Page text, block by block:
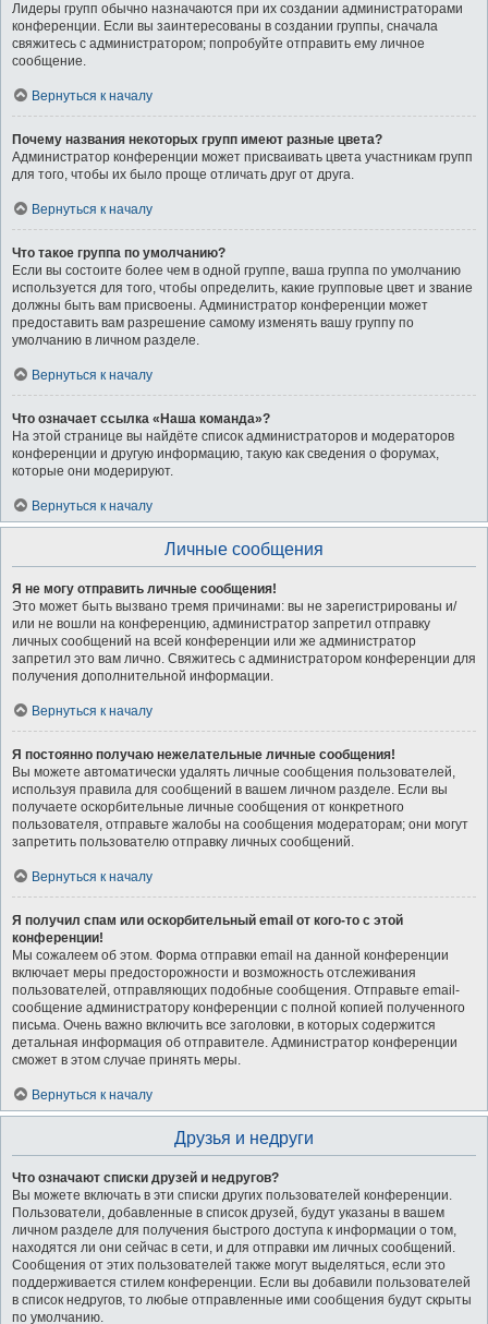
Лидеры групп обычно назначаются при их создании администраторами
конференции. Если вы заинтересованы в создании группы, сначала
свяжитесь с администратором; попробуйте отправить ему личное
сообщение.
Вернуться к началу
Почему названия некоторых групп имеют разные цвета?
Администратор конференции может присваивать цвета участникам групп
для того, чтобы их было проще отличать друг от друга.
Вернуться к началу
Что такое группа по умолчанию?
Если вы состоите более чем в одной группе, ваша группа по умолчанию
используется для того, чтобы определить, какие групповые цвет и звание
должны быть вам присвоены. Администратор конференции может
предоставить вам разрешение самому изменять вашу группу по
умолчанию в личном разделе.
Вернуться к началу
Что означает ссылка «Наша команда»?
На этой странице вы найдёте список администраторов и модераторов
конференции и другую информацию, такую как сведения о форумах,
которые они модерируют.
Вернуться к началу
Личные сообщения
Я не могу отправить личные сообщения!
Это может быть вызвано тремя причинами: вы не зарегистрированы и/
или не вошли на конференцию, администратор запретил отправку
личных сообщений на всей конференции или же администратор
запретил это вам лично. Свяжитесь с администратором конференции для
получения дополнительной информации.
Вернуться к началу
Я постоянно получаю нежелательные личные сообщения!
Вы можете автоматически удалять личные сообщения пользователей,
используя правила для сообщений в вашем личном разделе. Если вы
получаете оскорбительные личные сообщения от конкретного
пользователя, отправьте жалобы на сообщения модераторам; они могут
запретить пользователю отправку личных сообщений.
Вернуться к началу
Я получил спам или оскорбительный email от кого-то с этой
конференции!
Мы сожалеем об этом. Форма отправки email на данной конференции
включает меры предосторожности и возможность отслеживания
пользователей, отправляющих подобные сообщения. Отправьте email-
сообщение администратору конференции с полной копией полученного
письма. Очень важно включить все заголовки, в которых содержится
детальная информация об отправителе. Администратор конференции
сможет в этом случае принять меры.
Вернуться к началу
Друзья и недруги
Что означают списки друзей и недругов?
Вы можете включать в эти списки других пользователей конференции.
Пользователи, добавленные в список друзей, будут указаны в вашем
личном разделе для получения быстрого доступа к информации о том,
находятся ли они сейчас в сети, и для отправки им личных сообщений.
Сообщения от этих пользователей также могут выделяться, если это
поддерживается стилем конференции. Если вы добавили пользователей
в список недругов, то любые отправленные ими сообщения будут скрыты
по умолчанию.